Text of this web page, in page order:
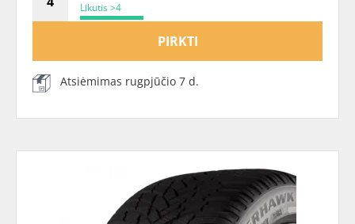
Likutis >4
PIRKTI
Atsiėmimas rugpjūčio 7 d.